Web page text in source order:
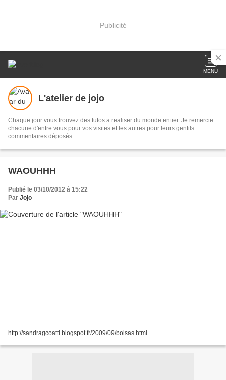
Publicité
MENU
L'atelier de jojo
Chaque jour vous trouvez des tutos a realiser du monde entier. Je remercie
chacune d'entre vous pour vos visites et les autres pour leurs gentils
commentaires déposés.
WAOUHHH
Publié le 03/10/2012 à 15:22
Par Jojo
http://sandragcoatti.blogspot.fr/2009/09/bolsas.html